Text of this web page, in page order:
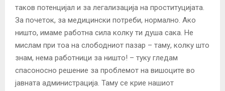
таков потенцијал и за легализација на проституцијата.
За почеток, за медицински потреби, нормално. Ако
ништо, имаме работна сила колку ти душа сака. Не
мислам при тоа на слободниот пазар – таму, колку што
знам, нема работници за ништо! – туку гледам
спасоносно решение за проблемот на вишоците во
јавната администрација. Таму се крие нашиот